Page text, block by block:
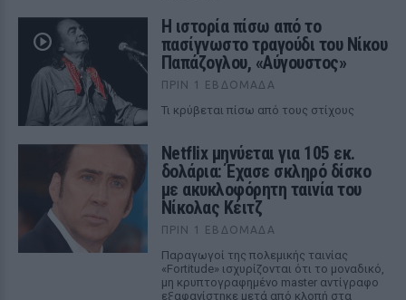
Η ιστορία πίσω από το
πασίγνωστο τραγούδι του Νίκου
Παπάζογλου, «Αύγουστος»
ΠΡΙΝ 1 ΕΒΔΟΜΆΔΑ
Τι κρύβεται πίσω από τους στίχους
Netflix μηνύεται για 105 εκ.
δολάρια: Έχασε σκληρό δίσκο
με ακυκλοφόρητη ταινία του
Νίκολας Κέιτζ
ΠΡΙΝ 1 ΕΒΔΟΜΆΔΑ
Παραγωγοί της πολεμικής ταινίας
«Fortitude» ισχυρίζονται ότι το μοναδικό,
μη κρυπτογραφημένο master αντίγραφο
εξαφανίστηκε μετά από κλοπή στα